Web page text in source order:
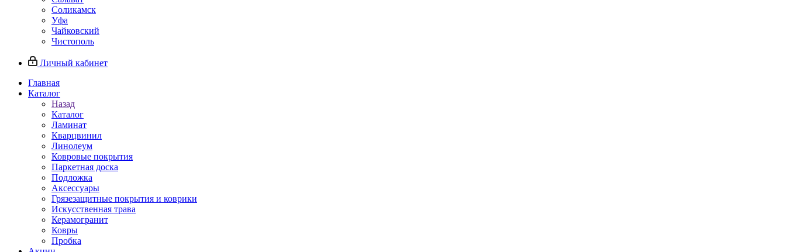
Соликамск
Уфа
Чайковский
Чистополь
Личный кабинет
Главная
Каталог
Назад
Каталог
Ламинат
Кварцвинил
Линолеум
Ковровые покрытия
Паркетная доска
Подложка
Аксессуары
Грязезащитные покрытия и коврики
Искусственная трава
Керамогранит
Ковры
Пробка